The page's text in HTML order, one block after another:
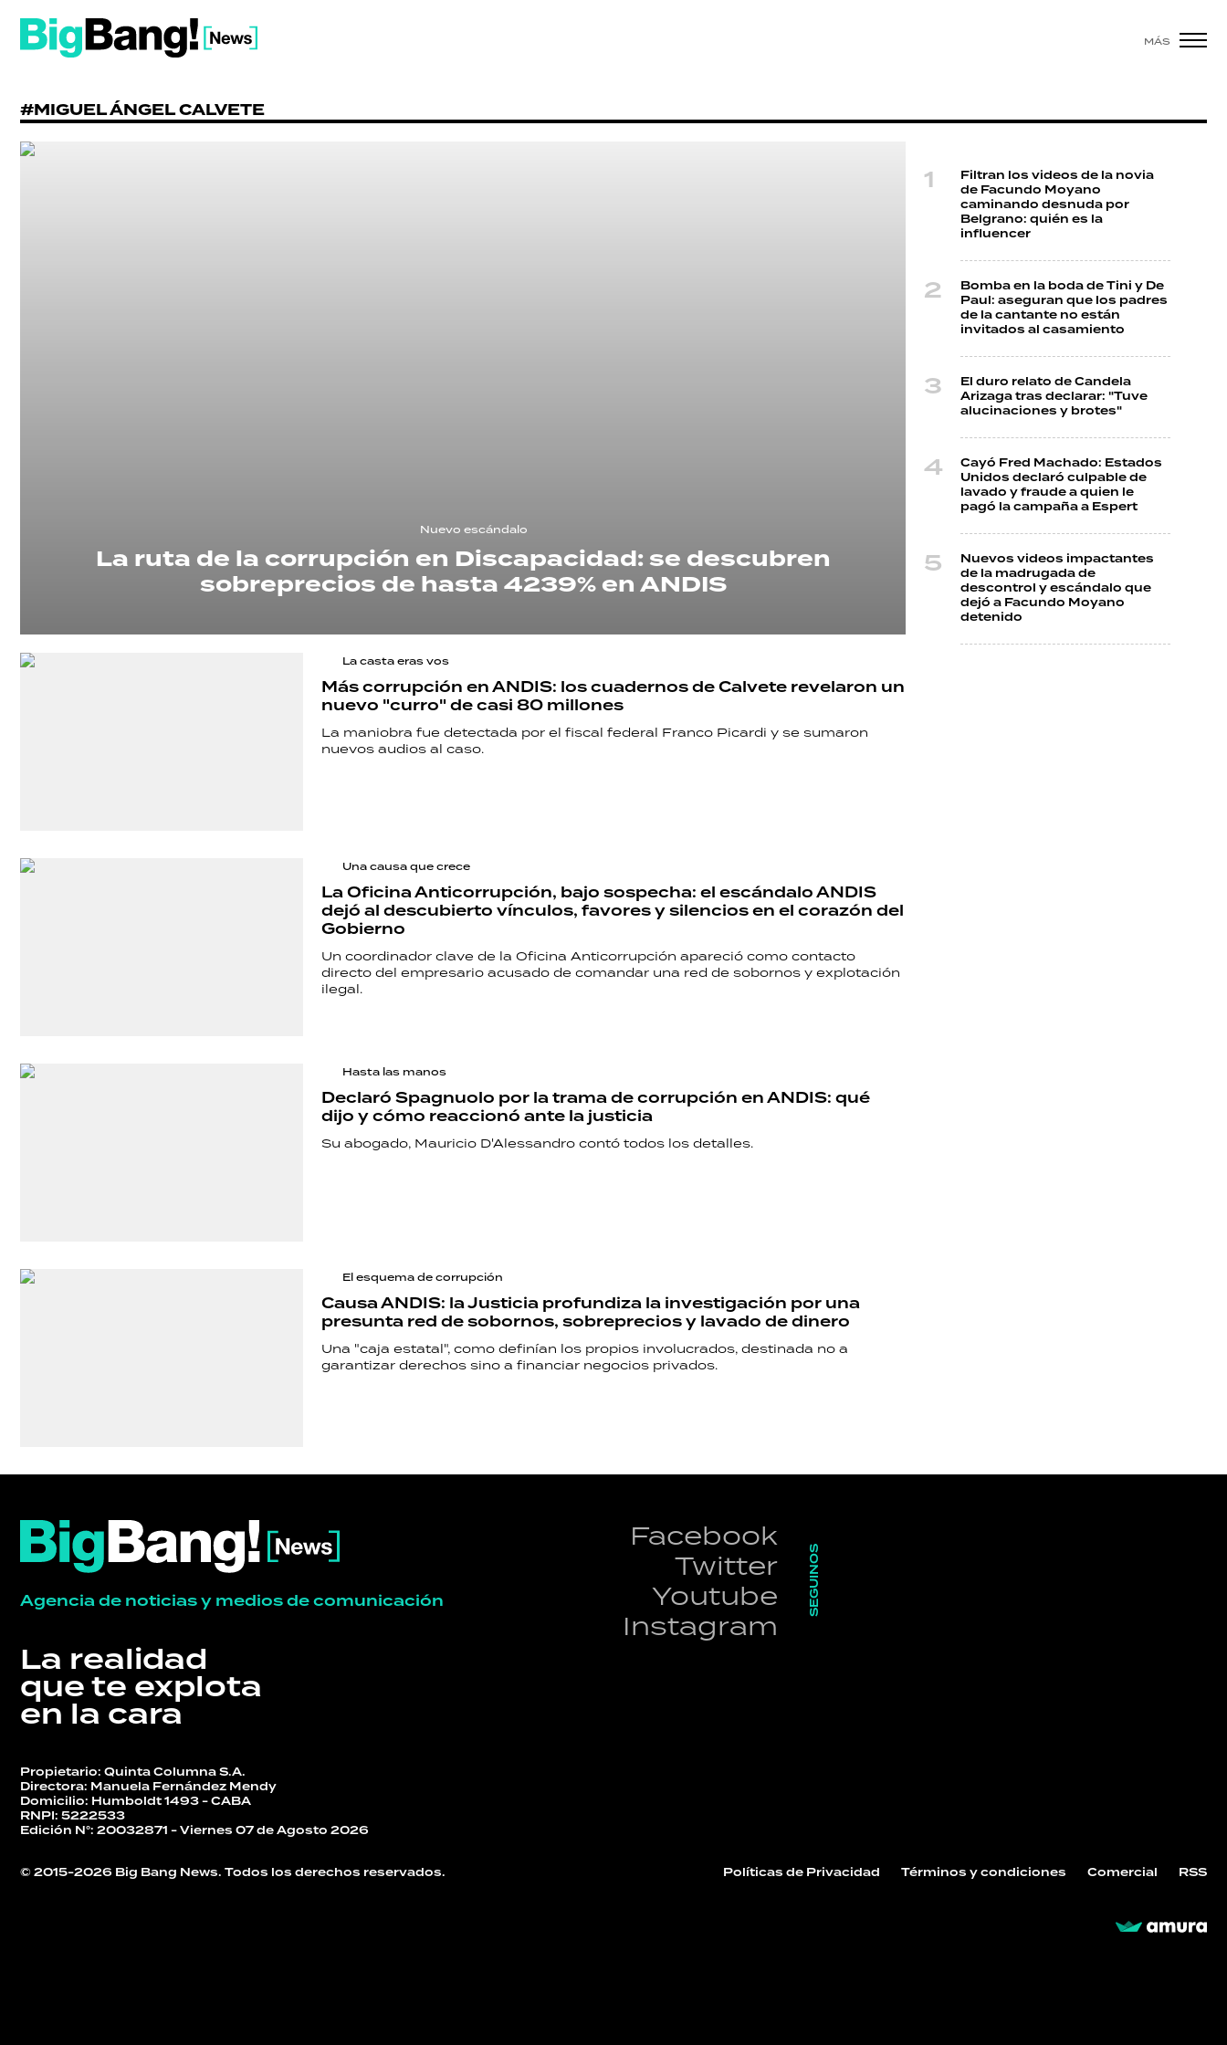
MÁS
#MIGUEL ÁNGEL CALVETE
Nuevo escándalo
La ruta de la corrupción en Discapacidad: se descubren
sobreprecios de hasta 4239% en ANDIS
La casta eras vos
Más corrupción en ANDIS: los cuadernos de Calvete revelaron un
nuevo "curro" de casi 80 millones
La maniobra fue detectada por el fiscal federal Franco Picardi y se sumaron
nuevos audios al caso.
Una causa que crece
La Oficina Anticorrupción, bajo sospecha: el escándalo ANDIS
dejó al descubierto vínculos, favores y silencios en el corazón del
Gobierno
Un coordinador clave de la Oficina Anticorrupción apareció como contacto
directo del empresario acusado de comandar una red de sobornos y explotación
ilegal.
Hasta las manos
Declaró Spagnuolo por la trama de corrupción en ANDIS: qué
dijo y cómo reaccionó ante la justicia
Su abogado, Mauricio D'Alessandro contó todos los detalles.
El esquema de corrupción
Causa ANDIS: la Justicia profundiza la investigación por una
presunta red de sobornos, sobreprecios y lavado de dinero
Una "caja estatal", como definían los propios involucrados, destinada no a
garantizar derechos sino a financiar negocios privados.
Filtran los videos de la novia
de Facundo Moyano
caminando desnuda por
Belgrano: quién es la
influencer
Bomba en la boda de Tini y De
Paul: aseguran que los padres
de la cantante no están
invitados al casamiento
El duro relato de Candela
Arizaga tras declarar: "Tuve
alucinaciones y brotes"
Cayó Fred Machado: Estados
Unidos declaró culpable de
lavado y fraude a quien le
pagó la campaña a Espert
Nuevos videos impactantes
de la madrugada de
descontrol y escándalo que
dejó a Facundo Moyano
detenido
Agencia de noticias y medios de comunicación
La realidad
que te explota
en la cara
Facebook
Twitter
Youtube
Instagram
SEGUINOS
Propietario: Quinta Columna S.A.
Directora: Manuela Fernández Mendy
Domicilio: Humboldt 1493 - CABA
RNPI: 5222533
Edición N°: 20032871 - Viernes 07 de Agosto 2026
© 2015-2026 Big Bang News. Todos los derechos reservados. Políticas de Privacidad Términos y condiciones Comercial RSS
ACTUALIDAD
POLICIALES
GRAN
DEPORTES
TECNOLOGÍA
RECETAS
Seguinos